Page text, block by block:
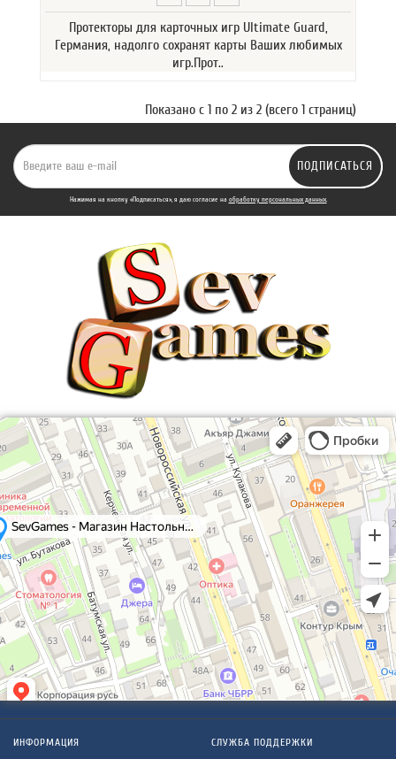
Протекторы для карточных игр Ultimate Guard,
Германия, надолго сохранят карты Ваших любимых
игр.Прот..
Показано с 1 по 2 из 2 (всего 1 страниц)
ПОДПИСАТЬСЯ
Нажимая на кнопку «Подписаться», я даю cогласие на обработку персональных данных.
ИНФОРМАЦИЯ СЛУЖБА ПОДДЕРЖКИ